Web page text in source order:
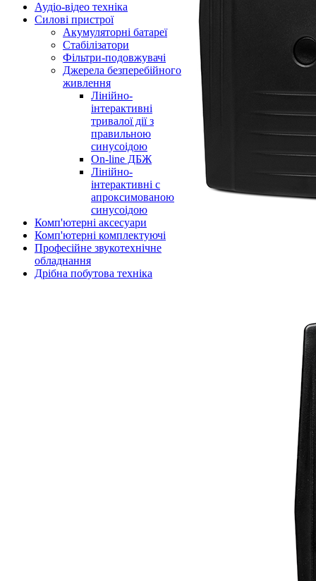
Аудіо-відео техніка
Силові пристрої
Акумуляторні батареї
Стабілізатори
Фільтри-подовжувачі
Джерела безперебійного
живлення
Лінійно-
інтерактивні
тривалої дії з
правильною
синусоідою
On-line ДБЖ
Лінійно-
інтерактивні с
апроксимованою
синусоідою
Комп'ютерні аксесуари
Комп'ютерні комплектуючі
Професійне звукотехнічне
обладнання
Дрібна побутова техніка